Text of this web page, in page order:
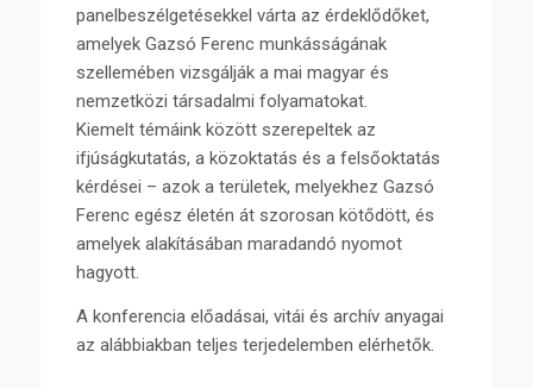
panelbeszélgetésekkel várta az érdeklődőket,
amelyek Gazsó Ferenc munkásságának
szellemében vizsgálják a mai magyar és
nemzetközi társadalmi folyamatokat.
Kiemelt témáink között szerepeltek az
ifjúságkutatás, a közoktatás és a felsőoktatás
kérdései – azok a területek, melyekhez Gazsó
Ferenc egész életén át szorosan kötődött, és
amelyek alakításában maradandó nyomot
hagyott.
A konferencia előadásai, vitái és archív anyagai
az alábbiakban teljes terjedelemben elérhetők.